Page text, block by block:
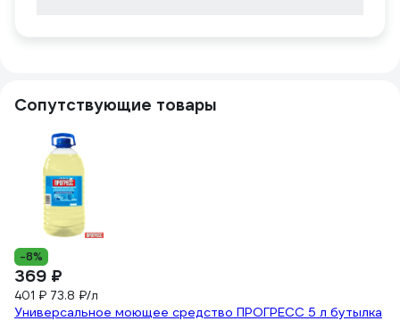
Сопутствующие товары
-8%
369 ₽
401 ₽ 73.8 ₽/л
Универсальное моющее средство ПРОГРЕСС 5 л бутылка